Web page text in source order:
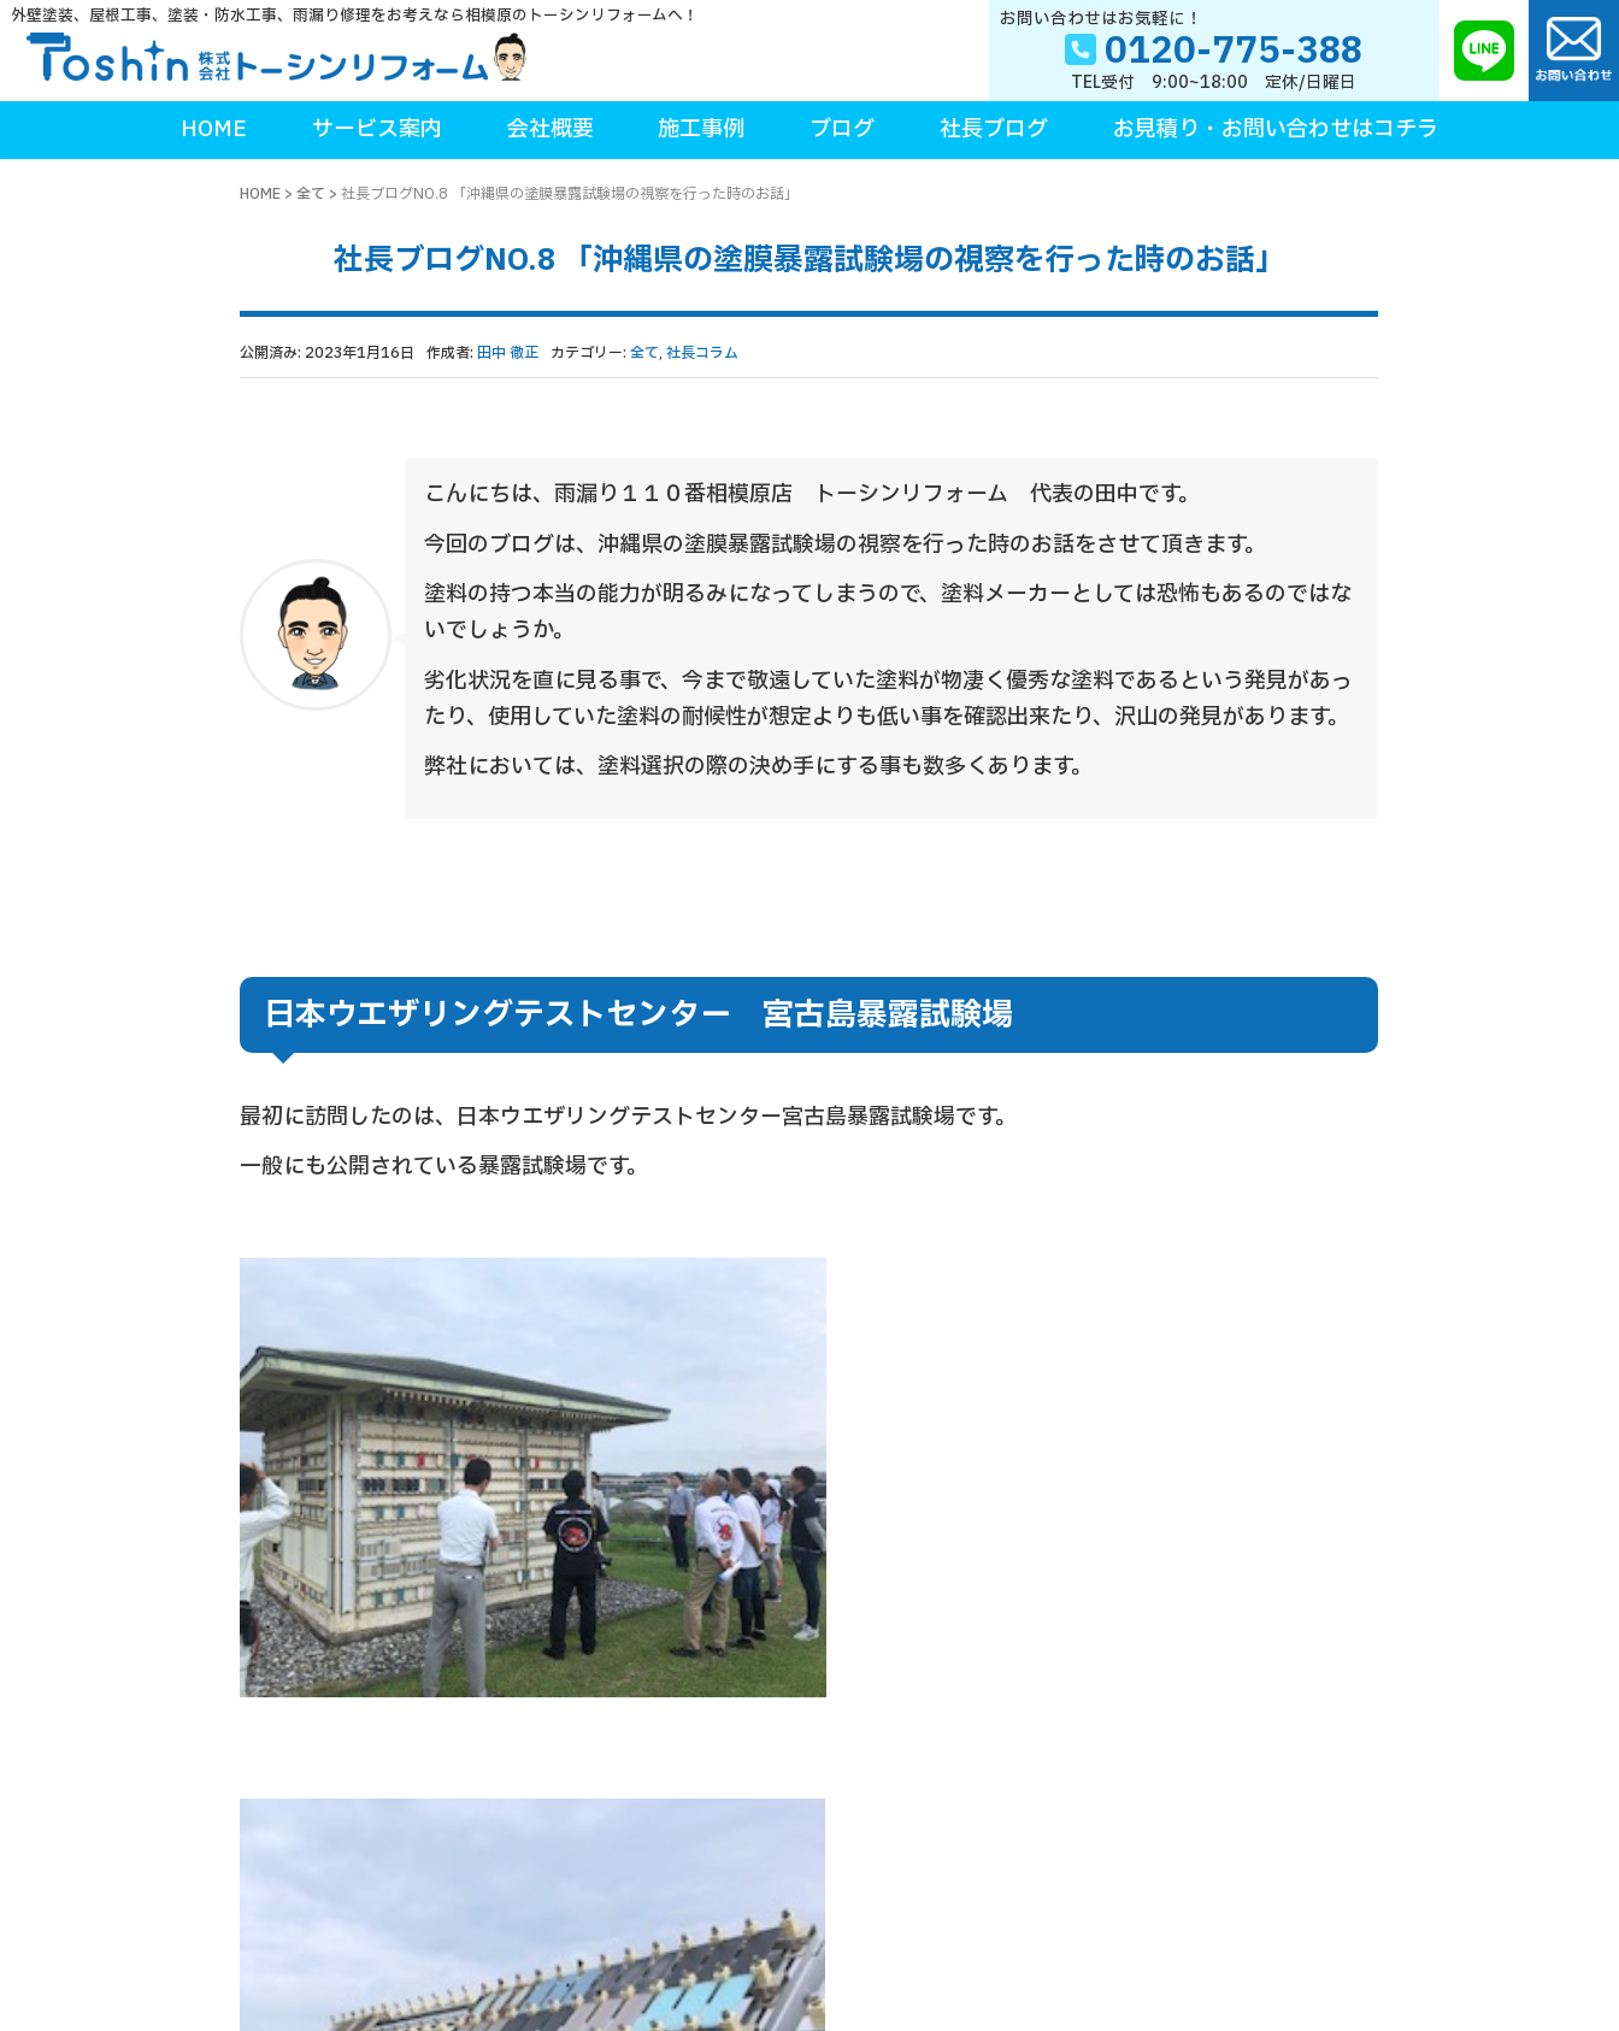
外壁塗装、屋根工事、塗装・防水工事、雨漏り修理をお考えなら相模原のトーシンリフォームへ！ お問い合わせはお気軽に！
0120-775-388
TEL受付 9:00~18:00 定休/日曜日
HOME サービス案内 会社概要 施工事例 ブログ 社長ブログ お見積り・お問い合わせはコチラ
HOME >全て >社長ブログNO.8 「沖縄県の塗膜暴露試験場の視察を行った時のお話」
社長ブログNO.8 「沖縄県の塗膜暴露試験場の視察を行った時のお話」
公開済み: 2023年1月16日 作成者: 田中 徹正 カテゴリー:全て,社長コラム
こんにちは、雨漏り１１０番相模原店 トーシンリフォーム 代表の田中です。
今回のブログは、沖縄県の塗膜暴露試験場の視察を行った時のお話をさせて頂きます。
塗料の持つ本当の能力が明るみになってしまうので、塗料メーカーとしては恐怖もあるのではな
いでしょうか。
劣化状況を直に見る事で、今まで敬遠していた塗料が物凄く優秀な塗料であるという発見があっ
たり、使用していた塗料の耐候性が想定よりも低い事を確認出来たり、沢山の発見があります。
弊社においては、塗料選択の際の決め手にする事も数多くあります。
日本ウエザリングテストセンター 宮古島暴露試験場
最初に訪問したのは、日本ウエザリングテストセンター宮古島暴露試験場です。
一般にも公開されている暴露試験場です。